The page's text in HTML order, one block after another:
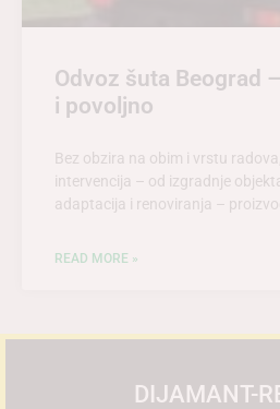
Odvoz šuta Beograd
i povoljno
Bez obzira na obim i vrstu
intervencija – od izgradnje
adaptacija i renoviranja –
READ MORE »
DIJAMANT-